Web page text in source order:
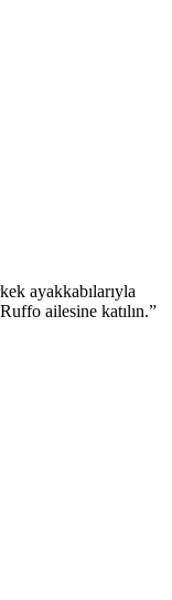
ayakkabılarıyla
ailesine katılın.”